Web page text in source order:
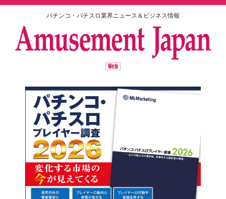
パチンコ・パチスロ業界ニュース＆ビジネス情報